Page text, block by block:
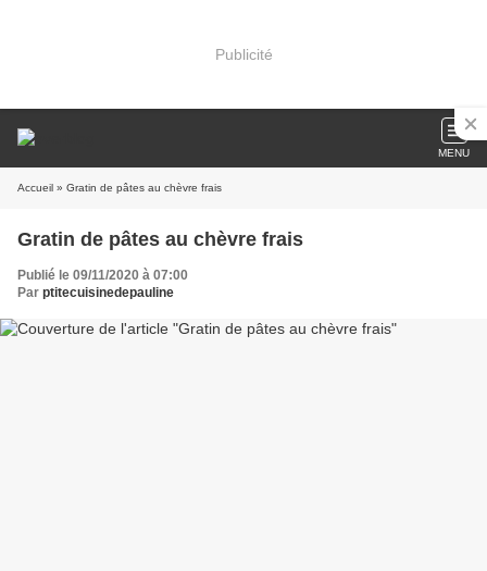
Publicité
MENU
Accueil » Gratin de pâtes au chèvre frais
Gratin de pâtes au chèvre frais
Publié le 09/11/2020 à 07:00
Par ptitecuisinedepauline